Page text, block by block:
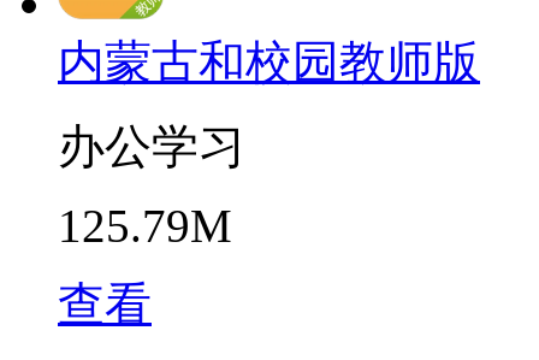
内蒙古和校园教师版
办公学习
125.79M
查看